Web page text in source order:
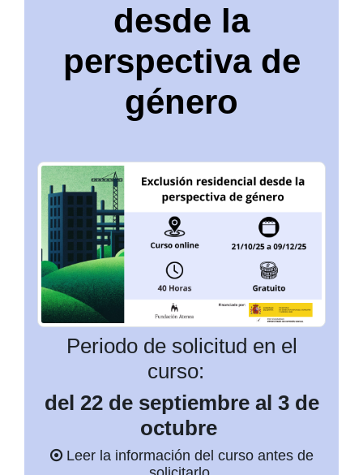
desde la
perspectiva de
género
Periodo de solicitud en el
curso:
del 22 de septiembre al 3 de
octubre
Leer la información del curso antes de